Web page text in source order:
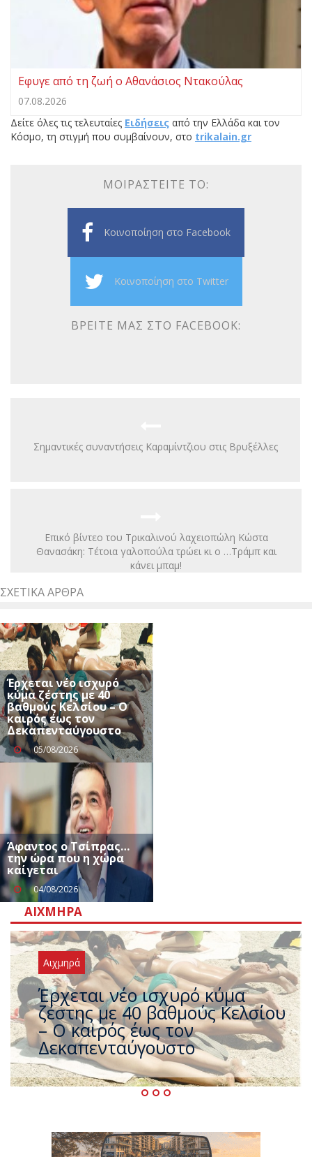
Eφυγε από τη ζωή ο Αθανάσιος Ντακούλας
07.08.2026
Δείτε όλες τις τελευταίες Ειδήσεις από την Ελλάδα και τον
Κόσμο, τη στιγμή που συμβαίνουν, στο trikalain.gr
ΜΟΙΡΑΣΤΕΊΤΕ ΤΟ:
Κοινοποίηση στο Facebook
Κοινοποίηση στο Twitter
ΒΡΕΊΤΕ ΜΑΣ ΣΤΟ FACEBOOK:
Σημαντικές συναντήσεις Καραμίντζιου στις Βρυξέλλες
Επικό βίντεο του Τρικαλινού λαχειοπώλη Κώστα
Θανασάκη: Τέτοια γαλοπούλα τρώει κι ο …Τράμπ και
κάνει μπαμ!
ΣΧΕΤΙΚΆ ΆΡΘΡΑ
Έρχεται νέο ισχυρό
κύμα ζέστης με 40
βαθμούς Κελσίου – Ο
καιρός έως τον
Δεκαπενταύγουστο
05/08/2026
Άφαντος ο Τσίπρας…
την ώρα που η χώρα
καίγεται
04/08/2026
ΑΙΧΜΗΡΆ
Αιχμηρά
Άφαντος ο Τσίπρας… την ώρα
που η χώρα καίγεται